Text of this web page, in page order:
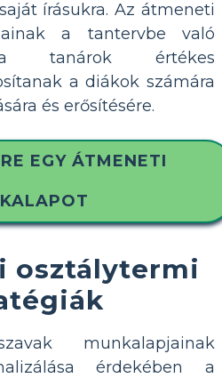
írásukra. Az átmeneti
a tantervbe való
a tanárok értékes
a diákok számára
és erősítésére.
EGY ÁTMENETI
osztálytermi
munkalapjainak
érdekében a